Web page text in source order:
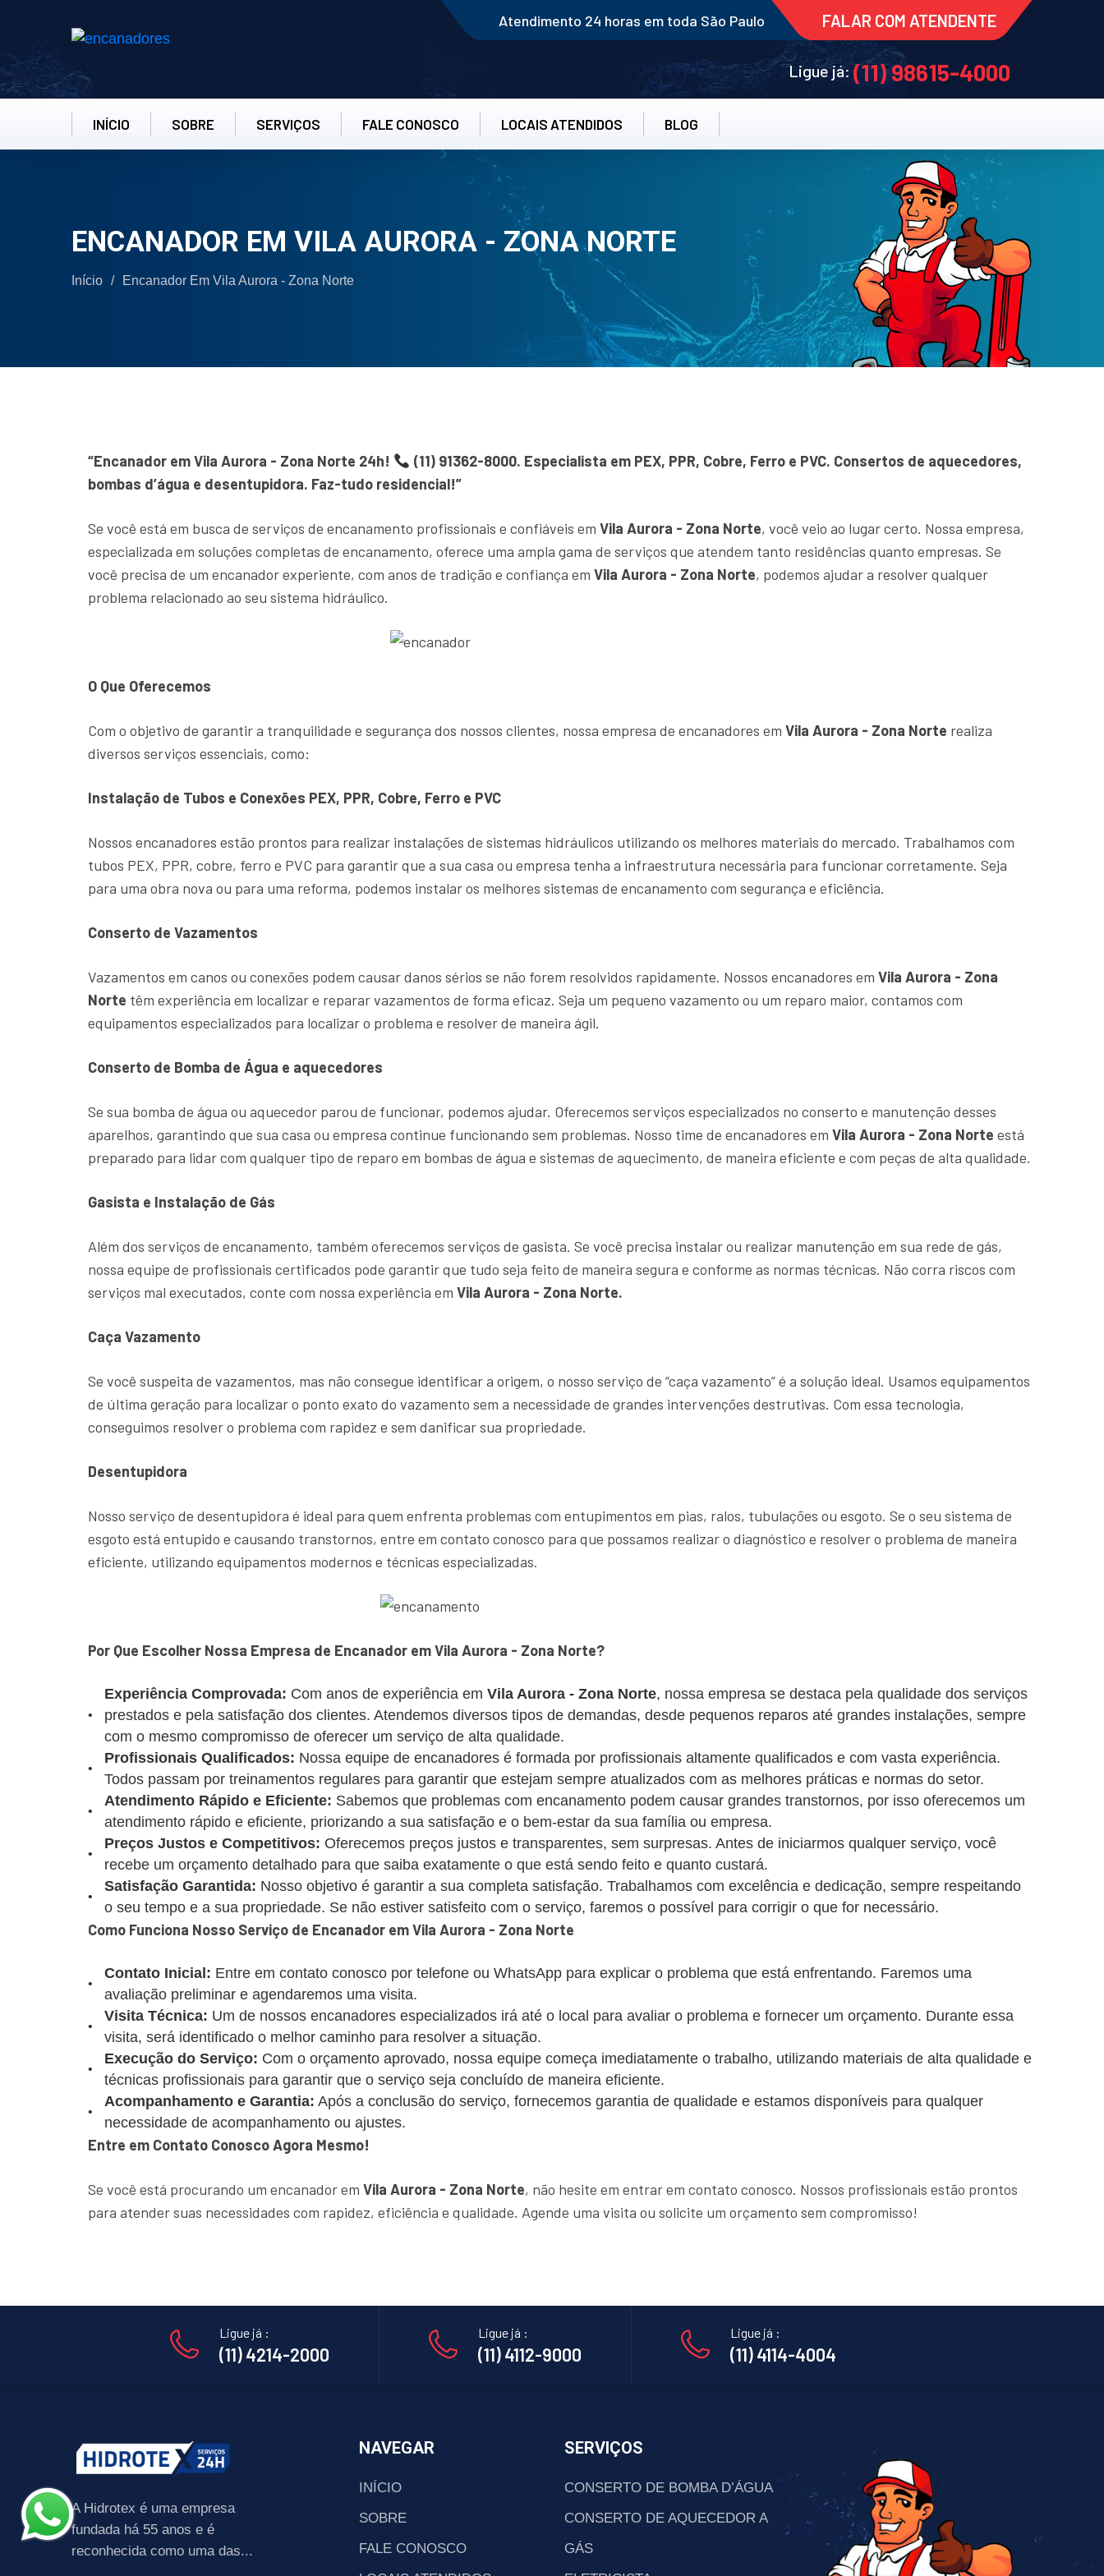
Atendimento 24 horas em toda São Paulo FALAR COM ATENDENTE
Ligue já:(11) 98615-4000
INÍCIO SOBRE SERVIÇOS FALE CONOSCO LOCAIS ATENDIDOS BLOG
ENCANADOR EM VILA AURORA - ZONA NORTE
Início / Encanador Em Vila Aurora - Zona Norte
“Encanador em Vila Aurora - Zona Norte 24h!
(11) 91362-8000. Especialista em PEX, PPR, Cobre, Ferro e PVC. Consertos de aquecedores,
bombas d’água e desentupidora. Faz-tudo residencial!”
Se você está em busca de serviços de encanamento profissionais e confiáveis em Vila Aurora - Zona Norte, você veio ao lugar certo. Nossa empresa,
especializada em soluções completas de encanamento, oferece uma ampla gama de serviços que atendem tanto residências quanto empresas. Se
você precisa de um encanador experiente, com anos de tradição e confiança em Vila Aurora - Zona Norte, podemos ajudar a resolver qualquer
problema relacionado ao seu sistema hidráulico.
O Que Oferecemos
Com o objetivo de garantir a tranquilidade e segurança dos nossos clientes, nossa empresa de encanadores em Vila Aurora - Zona Norte realiza
diversos serviços essenciais, como:
Instalação de Tubos e Conexões PEX, PPR, Cobre, Ferro e PVC
Nossos encanadores estão prontos para realizar instalações de sistemas hidráulicos utilizando os melhores materiais do mercado. Trabalhamos com
tubos PEX, PPR, cobre, ferro e PVC para garantir que a sua casa ou empresa tenha a infraestrutura necessária para funcionar corretamente. Seja
para uma obra nova ou para uma reforma, podemos instalar os melhores sistemas de encanamento com segurança e eficiência.
Conserto de Vazamentos
Vazamentos em canos ou conexões podem causar danos sérios se não forem resolvidos rapidamente. Nossos encanadores em Vila Aurora - Zona
Norte têm experiência em localizar e reparar vazamentos de forma eficaz. Seja um pequeno vazamento ou um reparo maior, contamos com
equipamentos especializados para localizar o problema e resolver de maneira ágil.
Conserto de Bomba de Água e aquecedores
Se sua bomba de água ou aquecedor parou de funcionar, podemos ajudar. Oferecemos serviços especializados no conserto e manutenção desses
aparelhos, garantindo que sua casa ou empresa continue funcionando sem problemas. Nosso time de encanadores em Vila Aurora - Zona Norte está
preparado para lidar com qualquer tipo de reparo em bombas de água e sistemas de aquecimento, de maneira eficiente e com peças de alta qualidade.
Gasista e Instalação de Gás
Além dos serviços de encanamento, também oferecemos serviços de gasista. Se você precisa instalar ou realizar manutenção em sua rede de gás,
nossa equipe de profissionais certificados pode garantir que tudo seja feito de maneira segura e conforme as normas técnicas. Não corra riscos com
serviços mal executados, conte com nossa experiência em Vila Aurora - Zona Norte.
Caça Vazamento
Se você suspeita de vazamentos, mas não consegue identificar a origem, o nosso serviço de “caça vazamento” é a solução ideal. Usamos equipamentos
de última geração para localizar o ponto exato do vazamento sem a necessidade de grandes intervenções destrutivas. Com essa tecnologia,
conseguimos resolver o problema com rapidez e sem danificar sua propriedade.
Desentupidora
Nosso serviço de desentupidora é ideal para quem enfrenta problemas com entupimentos em pias, ralos, tubulações ou esgoto. Se o seu sistema de
esgoto está entupido e causando transtornos, entre em contato conosco para que possamos realizar o diagnóstico e resolver o problema de maneira
eficiente, utilizando equipamentos modernos e técnicas especializadas.
Por Que Escolher Nossa Empresa de Encanador em Vila Aurora - Zona Norte?
Experiência Comprovada: Com anos de experiência em Vila Aurora - Zona Norte, nossa empresa se destaca pela qualidade dos serviços
prestados e pela satisfação dos clientes. Atendemos diversos tipos de demandas, desde pequenos reparos até grandes instalações, sempre
com o mesmo compromisso de oferecer um serviço de alta qualidade.
Profissionais Qualificados: Nossa equipe de encanadores é formada por profissionais altamente qualificados e com vasta experiência.
Todos passam por treinamentos regulares para garantir que estejam sempre atualizados com as melhores práticas e normas do setor.
Atendimento Rápido e Eficiente: Sabemos que problemas com encanamento podem causar grandes transtornos, por isso oferecemos um
atendimento rápido e eficiente, priorizando a sua satisfação e o bem-estar da sua família ou empresa.
Preços Justos e Competitivos: Oferecemos preços justos e transparentes, sem surpresas. Antes de iniciarmos qualquer serviço, você
recebe um orçamento detalhado para que saiba exatamente o que está sendo feito e quanto custará.
Satisfação Garantida: Nosso objetivo é garantir a sua completa satisfação. Trabalhamos com excelência e dedicação, sempre respeitando
o seu tempo e a sua propriedade. Se não estiver satisfeito com o serviço, faremos o possível para corrigir o que for necessário.
Como Funciona Nosso Serviço de Encanador em Vila Aurora - Zona Norte
Contato Inicial: Entre em contato conosco por telefone ou WhatsApp para explicar o problema que está enfrentando. Faremos uma
avaliação preliminar e agendaremos uma visita.
Visita Técnica: Um de nossos encanadores especializados irá até o local para avaliar o problema e fornecer um orçamento. Durante essa
visita, será identificado o melhor caminho para resolver a situação.
Execução do Serviço: Com o orçamento aprovado, nossa equipe começa imediatamente o trabalho, utilizando materiais de alta qualidade e
técnicas profissionais para garantir que o serviço seja concluído de maneira eficiente.
Acompanhamento e Garantia: Após a conclusão do serviço, fornecemos garantia de qualidade e estamos disponíveis para qualquer
necessidade de acompanhamento ou ajustes.
Entre em Contato Conosco Agora Mesmo!
Se você está procurando um encanador em Vila Aurora - Zona Norte, não hesite em entrar em contato conosco. Nossos profissionais estão prontos
para atender suas necessidades com rapidez, eficiência e qualidade. Agende uma visita ou solicite um orçamento sem compromisso!
Ligue já :
(11) 4214-2000
Ligue já :
(11) 4112-9000
Ligue já :
(11) 4114-4004
A Hidrotex é uma empresa
fundada há 55 anos e é
reconhecida como uma das...
NAVEGAR
INÍCIO
SOBRE
FALE CONOSCO
SERVIÇOS
CONSERTO DE BOMBA D’ÁGUA
CONSERTO DE AQUECEDOR A
GÁS